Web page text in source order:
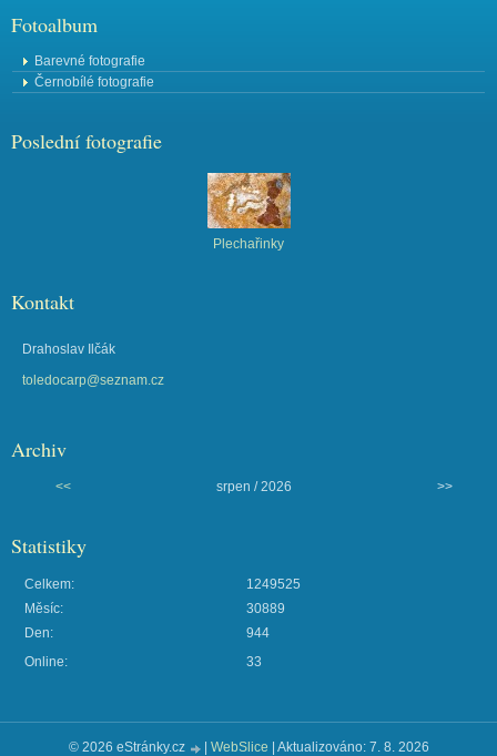
Fotoalbum
Barevné fotografie
Černobílé fotografie
Poslední fotografie
Plechařinky
Kontakt
Drahoslav Ilčák
toledocarp@seznam.cz
Archiv
<< srpen / 2026 >>
Statistiky
Online: 33
Celkem:
1249525
Měsíc:
30889
Den:
944
© 2026 eStránky.cz WebSlice Aktualizováno: 7. 8. 2026